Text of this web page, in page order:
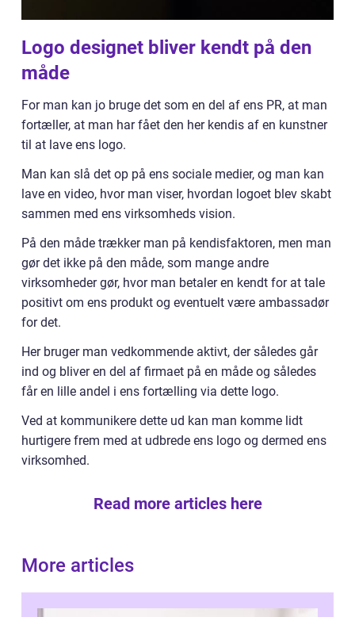
Logo designet bliver kendt på den
måde
For man kan jo bruge det som en del af ens PR, at man
fortæller, at man har fået den her kendis af en kunstner
til at lave ens logo.
Man kan slå det op på ens sociale medier, og man kan
lave en video, hvor man viser, hvordan logoet blev skabt
sammen med ens virksomheds vision.
På den måde trækker man på kendisfaktoren, men man
gør det ikke på den måde, som mange andre
virksomheder gør, hvor man betaler en kendt for at tale
positivt om ens produkt og eventuelt være ambassadør
for det.
Her bruger man vedkommende aktivt, der således går
ind og bliver en del af firmaet på en måde og således
får en lille andel i ens fortælling via dette logo.
Ved at kommunikere dette ud kan man komme lidt
hurtigere frem med at udbrede ens logo og dermed ens
virksomhed.
Read more articles here
More articles